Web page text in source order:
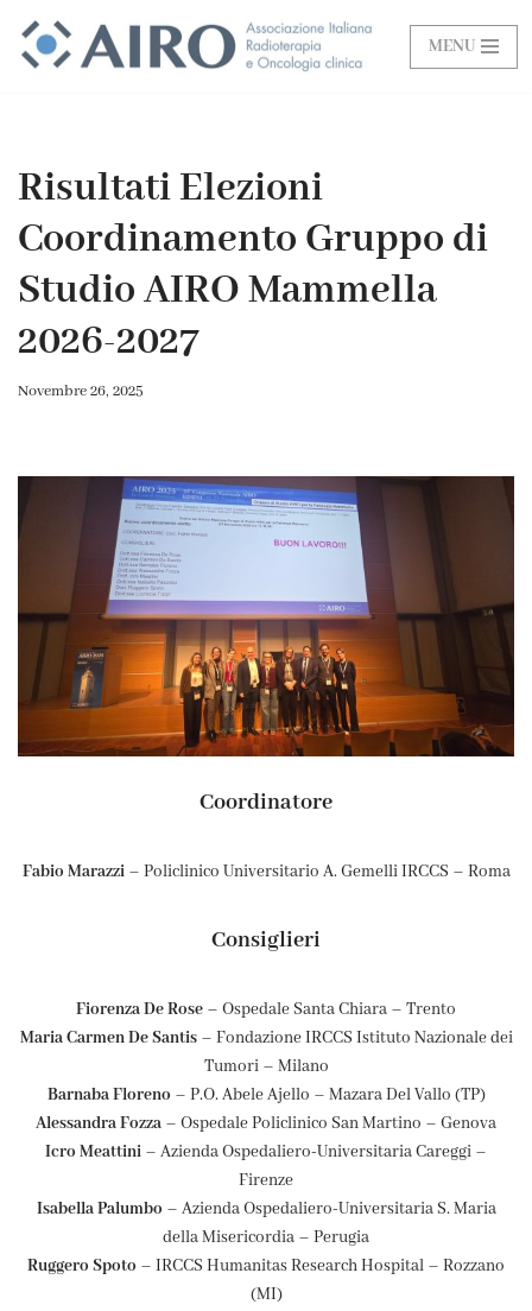
Vai
MENU
Risultati Elezioni
Coordinamento Gruppo di
Studio AIRO Mammella
2026-2027
Novembre 26, 2025
Coordinatore
Fabio Marazzi – Policlinico Universitario A. Gemelli IRCCS – Roma
Consiglieri
Fiorenza De Rose – Ospedale Santa Chiara – Trento
Maria Carmen De Santis– Fondazione IRCCS Istituto Nazionale dei
Tumori – Milano
Barnaba Floreno – P.O. Abele Ajello – Mazara Del Vallo (TP)
Alessandra Fozza – Ospedale Policlinico San Martino – Genova
Icro Meattini – Azienda Ospedaliero-Universitaria Careggi –
Firenze
Isabella Palumbo – Azienda Ospedaliero-Universitaria S. Maria
della Misericordia – Perugia
Ruggero Spoto – IRCCS Humanitas Research Hospital – Rozzano
(MI)